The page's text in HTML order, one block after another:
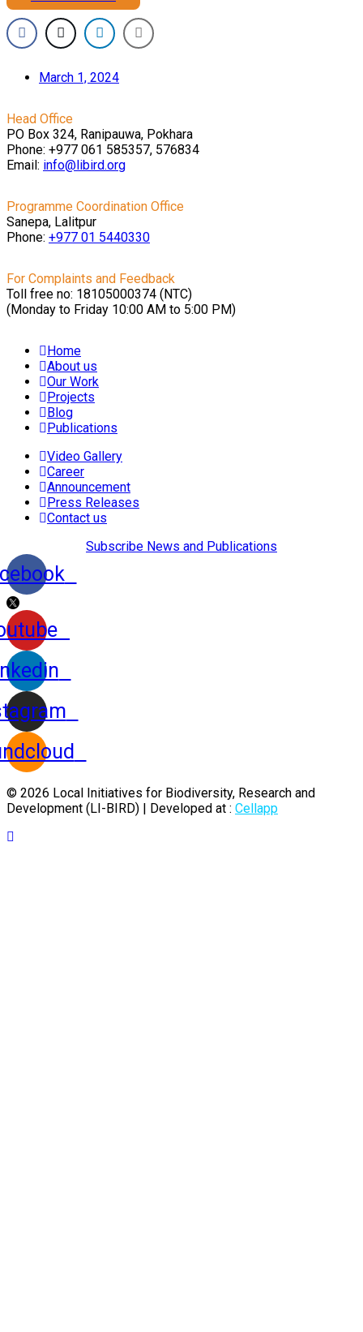
March 1, 2024
Head Office
PO Box 324, Ranipauwa, Pokhara
Phone: +977 061 585357, 576834
Email: info@libird.org
Programme Coordination Office
Sanepa, Lalitpur
Phone: +977 01 5440330
For Complaints and Feedback
Toll free no: 18105000374 (NTC)
(Monday to Friday 10:00 AM to 5:00 PM)
Home
About us
Our Work
Projects
Blog
Publications
Video Gallery
Career
Announcement
Press Releases
Contact us
Subscribe News and Publications
© 2026 Local Initiatives for Biodiversity, Research and
Development (LI-BIRD) | Developed at : Cellapp